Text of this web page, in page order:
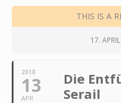
THIS IS A
17.
2018
13
APR
Die
Serail